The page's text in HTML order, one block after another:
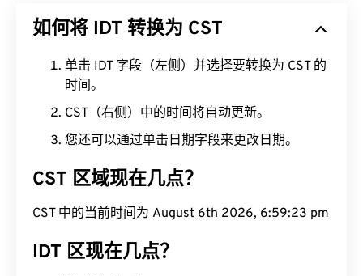
如何将 IDT 转换为 CST
单击 IDT 字段（左侧）并选择要转换为 CST 的
时间。
CST（右侧）中的时间将自动更新。
您还可以通过单击日期字段来更改日期。
CST 区域现在几点？
CST 中的当前时间为 August 6th 2026, 6:59:23 pm
IDT 区现在几点？